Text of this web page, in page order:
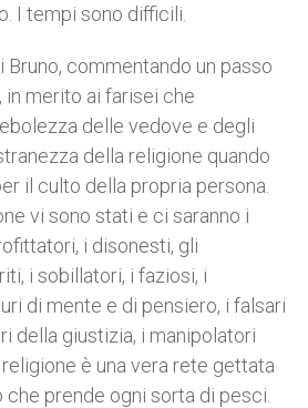
I tempi sono difficili.
Bruno, commentando un passo
in merito ai farisei che
delle vedove e degli
della religione quando
il culto della propria persona.
vi sono stati e ci saranno i
i disonesti, gli
i sobillatori, i faziosi, i
di mente e di pensiero, i falsari
della giustizia, i manipolatori
è una vera rete gettata
prende ogni sorta di pesci.